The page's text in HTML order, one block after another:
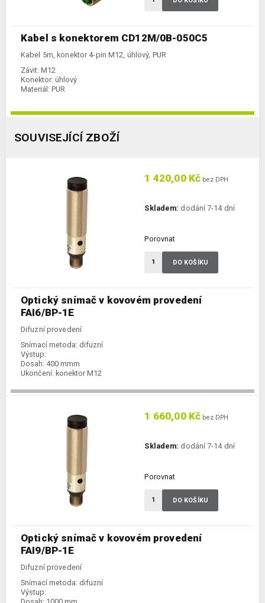
Kabel s konektorem CD12M/0B-050C5
Kabel 5m, konektor 4-pin M12, úhlový, PUR
Závit: M12
Konektor: úhlový
Materiál: PUR
SOUVISEJÍCÍ ZBOŽÍ
Optický snímač v kovovém provedení
FAI6/BP-1E
Difuzní provedení
Snímací metoda: difuzní
Výstup:
Dosah: 400 mmm
Ukončení: konektor M12
1 420,00 Kč bez DPH
Skladem: dodání 7-14 dní
Porovnat
DO KOŠÍKU
Optický snímač v kovovém provedení
FAI9/BP-1E
Difuzní provedení
Snímací metoda: difuzní
Výstup:
1 660,00 Kč bez DPH
Skladem: dodání 7-14 dní
Porovnat
DO KOŠÍKU